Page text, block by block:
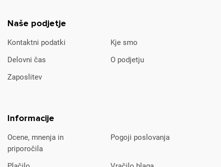
Naše podjetje
Kontaktni podatki
Kje smo
Delovni čas
O podjetju
Zaposlitev
Informacije
Ocene, mnenja in
priporočila
Pogoji poslovanja